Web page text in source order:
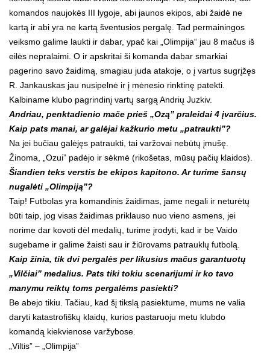
komandos naujokės III lygoje, abi jaunos ekipos, abi žaidė ne
kartą ir abi yra ne kartą šventusios pergalę. Tad permainingos
veiksmo galime laukti ir dabar, ypač kai „Olimpija“ jau 8 mačus iš
eilės nepralaimi. O ir apskritai ši komanda dabar smarkiai
pagerino savo žaidimą, smagiau juda atakoje, o į vartus sugrįžęs
R. Jankauskas jau nusipelnė ir į mėnesio rinktinę patekti.
Kalbiname klubo pagrindinį vartų sargą Andrių Juzkiv.
Andriau, penktadienio mače prieš „Ozą” praleidai 4 įvarčius.
Kaip pats manai, ar galėjai kažkurio metu „patraukti”?
Na jei bučiau galėjęs patraukti, tai varžovai nebūtų įmušę.
Žinoma, „Ozui” padėjo ir sėkmė (rikošetas, mūsų pačių klaidos).
Šiandien teks verstis be ekipos kapitono. Ar turime šansų
nugalėti „Olimpiją”?
Taip! Futbolas yra komandinis žaidimas, jame negali ir neturėtų
būti taip, jog visas žaidimas priklauso nuo vieno asmens, jei
norime dar kovoti dėl medalių, turime įrodyti, kad ir be Vaido
sugebame ir galime žaisti sau ir žiūrovams patrauklų futbolą.
Kaip žinia, tik dvi pergalės per likusius mačus garantuotų
„Vilčiai” medalius. Pats tiki tokiu scenarijumi ir ko tavo
manymu reiktų toms pergalėms pasiekti?
Be abejo tikiu. Tačiau, kad šį tikslą pasiektume, mums ne valia
daryti katastrofiškų klaidų, kurios pastaruoju metu klubdo
komandą kiekvienose varžybose.
„Viltis” – „Olimpija”